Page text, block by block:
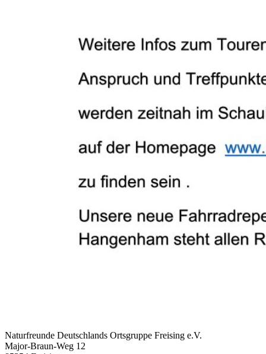
Naturfreunde Deutschlands Ortsgruppe Freising e.V.
Major-Braun-Weg 12